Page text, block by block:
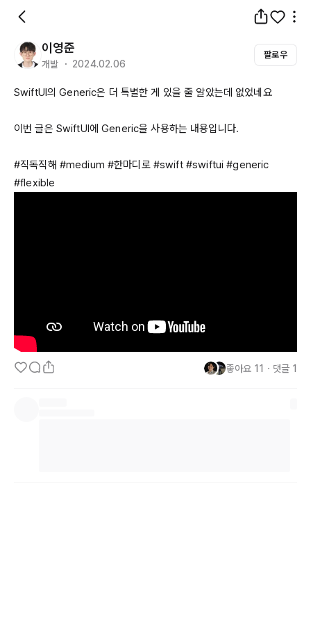
이영준
개발 ・ 2024.02.06
팔로우
SwiftUI의 Generic은 더 특별한 게 있을 줄 알았는데 없었네요
이번 글은 SwiftUI에 Generic을 사용하는 내용입니다.
#직독직해 #medium #한마디로 #swift #swiftui #generic
#flexible
좋아요 11 ・ 댓글 1